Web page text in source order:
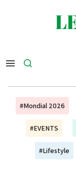
#Mondial 2026
#EVENTS
#Lifestyle